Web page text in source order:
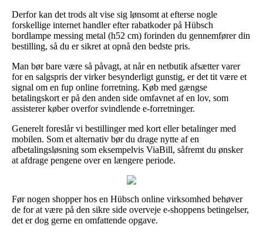
Derfor kan det trods alt vise sig lønsomt at efterse nogle
forskellige internet handler efter rabatkoder på Hübsch
bordlampe messing metal (h52 cm) forinden du gennemfører din
bestilling, så du er sikret at opnå den bedste pris.
Man bør bare være så påvagt, at når en netbutik afsætter varer
for en salgspris der virker besynderligt gunstig, er det tit være et
signal om en fup online forretning. Køb med gængse
betalingskort er på den anden side omfavnet af en lov, som
assisterer køber overfor svindlende e-forretninger.
Generelt foreslår vi bestillinger med kort eller betalinger med
mobilen. Som et alternativ bør du drage nytte af en
afbetalingsløsning som eksempelvis ViaBill, såfremt du ønsker
at afdrage pengene over en længere periode.
Før nogen shopper hos en Hübsch online virksomhed behøver
de for at være på den sikre side overveje e-shoppens betingelser,
det er dog gerne en omfattende opgave.